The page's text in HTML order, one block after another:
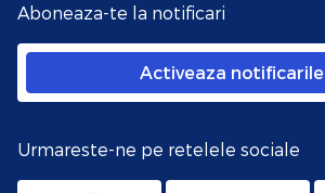
Aboneaza-te la notificari
Activeaza notificarile
Urmareste-ne pe retelele sociale